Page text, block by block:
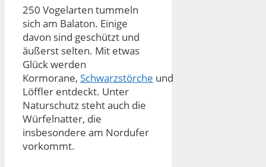
250 Vogelarten tummeln
sich am Balaton. Einige
davon sind geschützt und
äußerst selten. Mit etwas
Glück werden
Kormorane, Schwarzstörche und
Löffler entdeckt. Unter
Naturschutz steht auch die
Würfelnatter, die
insbesondere am Nordufer
vorkommt.